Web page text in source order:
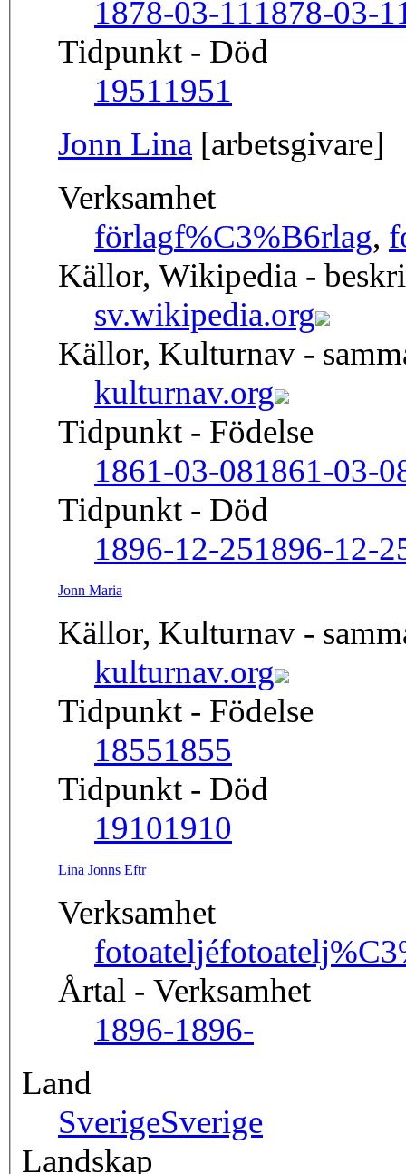
1878-03-111878-03-
Tidpunkt - Död
19511951
Jonn Lina [arbetsgivare]
Verksamhet
förlagf%C3%B6rlag,
Källor, Wikipedia -
sv.wikipedia.org
Källor, Kulturnav -
kulturnav.org
Tidpunkt - Födelse
1861-03-081861-03-
Tidpunkt - Död
1896-12-251896-12-
Jonn Maria
Källor, Kulturnav -
kulturnav.org
Tidpunkt - Födelse
18551855
Tidpunkt - Död
19101910
Lina Jonns Eftr
Verksamhet
fotoateljé
Årtal - Verksamhet
1896-1896-
Land
SverigeSverige
Landskap